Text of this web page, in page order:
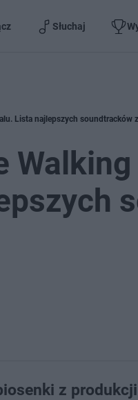
Słuchaj
Lista najlepszych soundtracków
z